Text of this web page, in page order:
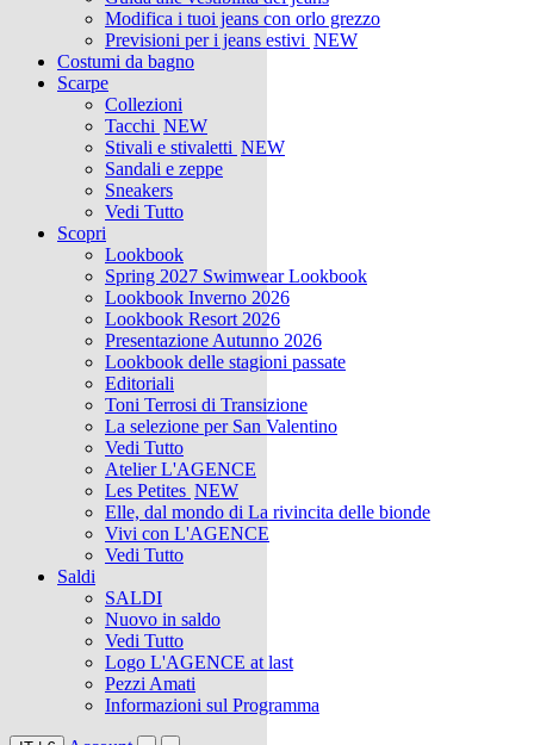
Modifica i tuoi jeans con orlo grezzo
Previsioni per i jeans estivi NEW
Costumi da bagno
Scarpe
Collezioni
Tacchi NEW
Stivali e stivaletti NEW
Sandali e zeppe
Sneakers
Vedi Tutto
Scopri
Lookbook
Spring 2027 Swimwear Lookbook
Lookbook Inverno 2026
Lookbook Resort 2026
Presentazione Autunno 2026
Lookbook delle stagioni passate
Editoriali
Toni Terrosi di Transizione
La selezione per San Valentino
Vedi Tutto
Atelier L'AGENCE
Les Petites NEW
Elle, dal mondo di La rivincita delle bionde
Vivi con L'AGENCE
Vedi Tutto
Saldi
SALDI
Nuovo in saldo
Vedi Tutto
Logo L'AGENCE at last
Pezzi Amati
Informazioni sul Programma